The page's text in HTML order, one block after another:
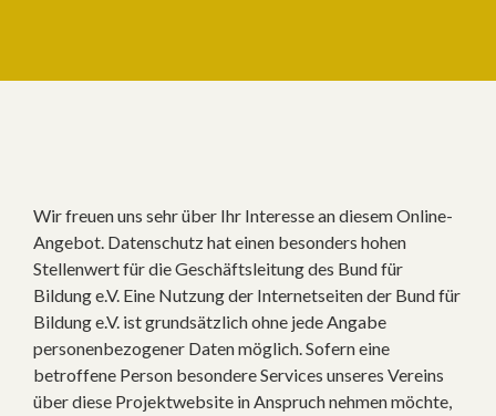
Wir freuen uns sehr über Ihr Interesse an diesem Online-
Angebot. Datenschutz hat einen besonders hohen
Stellenwert für die Geschäftsleitung des Bund für
Bildung e.V. Eine Nutzung der Internetseiten der Bund für
Bildung e.V. ist grundsätzlich ohne jede Angabe
personenbezogener Daten möglich. Sofern eine
betroffene Person besondere Services unseres Vereins
über diese Projektwebsite in Anspruch nehmen möchte,